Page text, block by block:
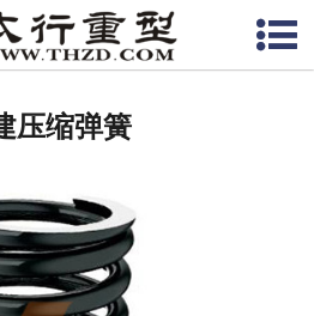
网站首页
- 福建环保筛
- 福建沥青筛
压缩弹簧